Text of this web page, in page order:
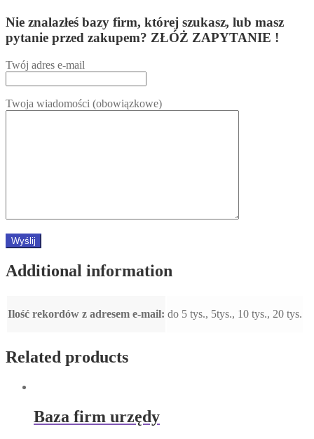
Nie znalazłeś bazy firm, której szukasz, lub masz
pytanie przed zakupem? ZŁÓŻ ZAPYTANIE !
Twój adres e-mail
Twoja wiadomości (obowiązkowe)
Additional information
Ilość rekordów z adresem e-mail: do 5 tys., 5tys., 10 tys., 20 tys.
Related products
Baza firm urzędy